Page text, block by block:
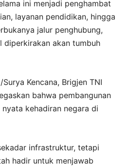
ini menjadi penghambat
layanan pendidikan, hingga
jalur penghubung,
diperkirakan akan tumbuh
Kencana, Brigjen TNI
bahwa pembangunan
kehadiran negara di
infrastruktur, tetapi
hadir untuk menjawab